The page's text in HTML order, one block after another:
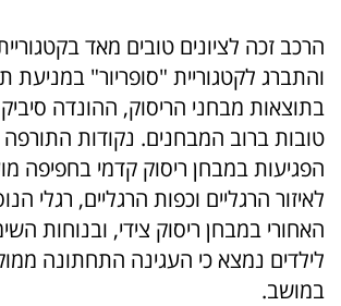
הרכב זכה לציונים טובים מאד
והתברג לקטגוריית "סופריור" במניעת
בתוצאות מבחני הריסוק, ההונדה
טובות ברוב המבחנים. נקודות התורפה
הפגיעות במבחן ריסוק קדמי בחפיפה
לאיזור הרגליים וכפות הרגליים, רגלי
האחורי במבחן ריסוק צידי, ובנוחות
לילדים נמצא כי העגינה התחתונה
במושב.